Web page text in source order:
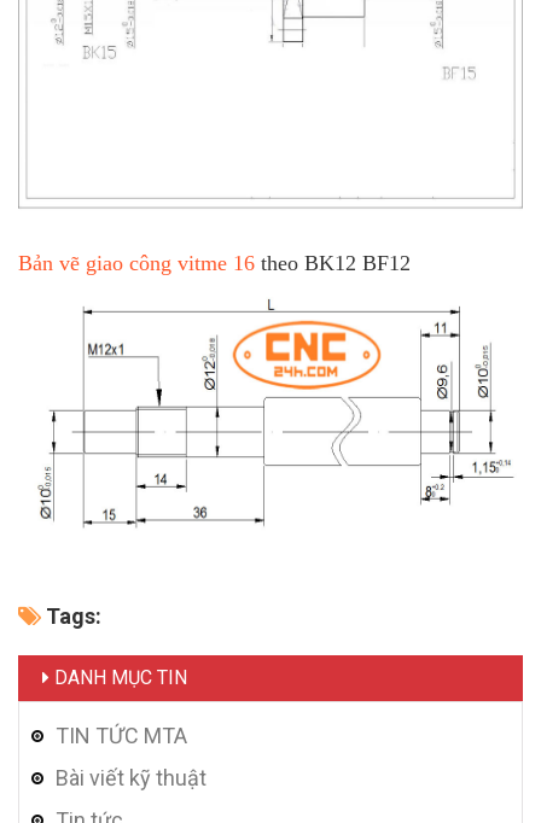
Bản vẽ giao công vitme 16 theo BK12 BF12
Tags:
DANH MỤC TIN
TIN TỨC MTA
Bài viết kỹ thuật